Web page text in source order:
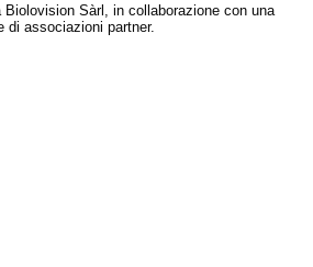
Sàrl, in collaborazione con una
di associazioni partner.